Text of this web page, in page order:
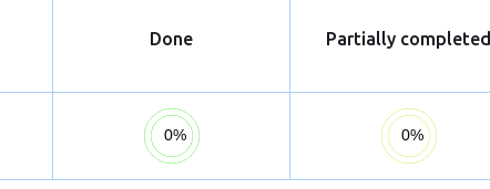
Done Partially completed